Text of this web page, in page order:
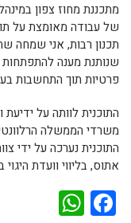
מתכננת מחוז צפון
של עבודה מאומצת על
תכנון רבות, אני שמחה
שנותנת מענה להתפתחות
פרטיות תוך התחשבות
התוכנית לוותה על
משרדי הממשלה
התוכנית נערכה על ידי
אתוס, בליווי וועדת
Facebook